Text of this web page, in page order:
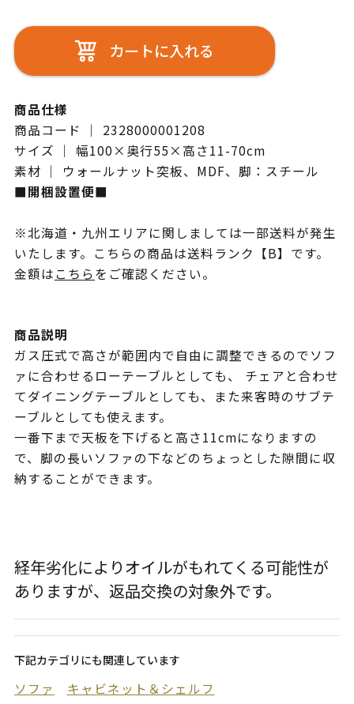
カートに入れる
商品仕様
商品コード ｜ 2328000001208
サイズ ｜ 幅100×奥行55×高さ11-70cm
素材 ｜ ウォールナット突板、MDF、脚：スチール
■開梱設置便■
※北海道・九州エリアに関しましては一部送料が発生
いたします。こちらの商品は送料ランク【B】です。
金額はこちらをご確認ください。
商品説明
ガス圧式で高さが範囲内で自由に調整できるのでソフ
ァに合わせるローテーブルとしても、 チェアと合わせ
てダイニングテーブルとしても、また来客時のサブテ
ーブルとしても使えます。
一番下まで天板を下げると高さ11cmになりますの
で、脚の長いソファの下などのちょっとした隙間に収
納することができます。
経年劣化によりオイルがもれてくる可能性が
ありますが、返品交換の対象外です。
下記カテゴリにも関連しています
ソファ
キャビネット＆シェルフ